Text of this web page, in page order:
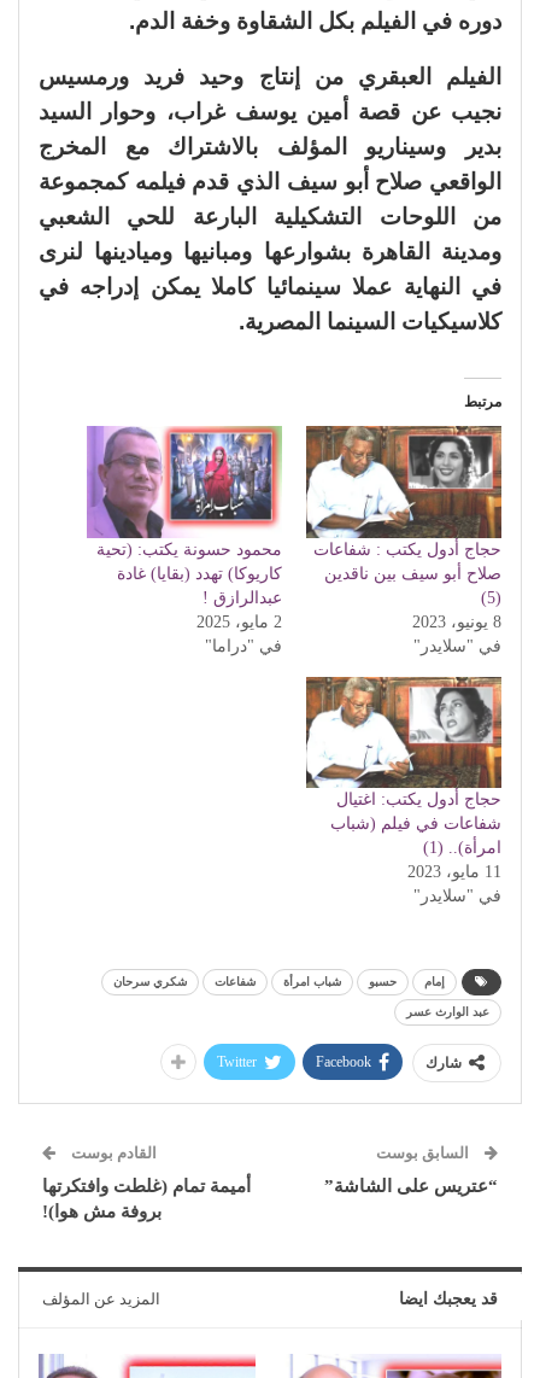
دوره في الفيلم بكل الشقاوة وخفة الدم.
الفيلم العبقري من إنتاج وحيد فريد ورمسيس
نجيب عن قصة أمين يوسف غراب، وحوار السيد
بدير وسيناريو المؤلف بالاشتراك مع المخرج
الواقعي صلاح أبو سيف الذي قدم فيلمه كمجموعة
من اللوحات التشكيلية البارعة للحي الشعبي
ومدينة القاهرة بشوارعها ومبانيها وميادينها لنرى
في النهاية عملا سينمائيا كاملا يمكن إدراجه في
كلاسيكيات السينما المصرية.
مرتبط
حجاج أدول يكتب : شفاعات
صلاح أبو سيف بين ناقدين
(5)
8 يونيو، 2023
في "سلايدر"
محمود حسونة يكتب: (تحية
كاريوكا) تهدد (بقايا) غادة
عبدالرازق !
2 مايو، 2025
في "دراما"
حجاج أدول يكتب: اغتيال
شفاعات في فيلم (شباب
امرأة).. (1)
11 مايو، 2023
في "سلايدر"
إمام حسبو شباب امرأة شفاعات شكري سرحان
عبد الوارث عسر
شارك Facebook
Twitter
السابق بوست
“عتريس على الشاشة”
القادم بوست
أميمة تمام (غلطت وافتكرتها
بروفة مش هوا)!
قد يعجبك ايضا المزيد عن المؤلف